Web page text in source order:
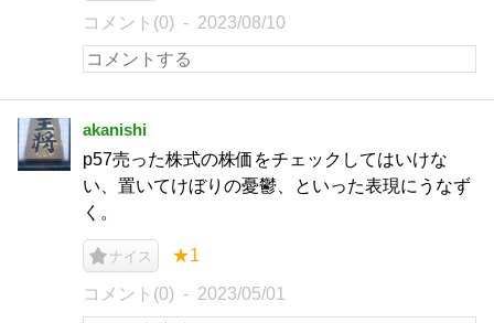
コメント(0) 2023/08/10
akanishi
p57売った株式の株価をチェックしてはいけな
い、置いてけぼりの憂鬱、といった表現にうなず
く。
ナイス ★1
コメント(0) 2023/05/01